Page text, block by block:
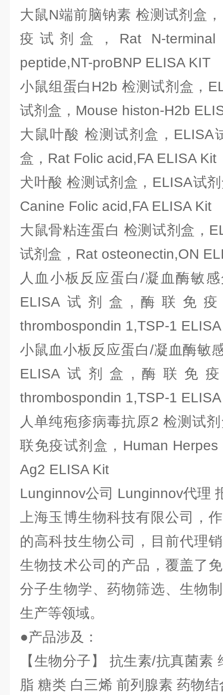
大鼠N端前脑钠素 检测试剂盒
疫试剂盒，Rat N-terminal
peptide,NT-proBNP ELISA KIT
小鼠组蛋白H2b 检测试剂盒，
试剂盒，Mouse histon-H2b
大鼠叶酸 检测试剂盒，ELISA
盒，Rat Folic acid,FA ELISA Kit
犬叶酸 检测试剂盒，ELISA试
Canine Folic acid,FA ELISA Kit
大鼠骨粘连蛋白 检测试剂盒，
试剂盒，Rat osteonectin,ON
人血小板反应蛋白/凝血酶敏
ELISA试剂盒,酶联免疫
thrombospondin 1,TSP-1
小鼠血小板反应蛋白/凝血酶敏
ELISA试剂盒,酶联免
thrombospondin 1,TSP-1
人单纯疱疹病毒抗原2 检测试
联免疫试剂盒，Human Herpes
Ag2 ELISA Kit
Lunginnov公司 Lunginnov代理
上海玉博生物科技有限公司，
的高科技生物公司，目前代理
生物技术公司的产品，覆盖了
分子生物学、药物筛选、生物
生产等领域。
●产品涉及：
【生物分子】 抗生素/抗真菌素
脂 糖类 白三烯 前列腺素 药物